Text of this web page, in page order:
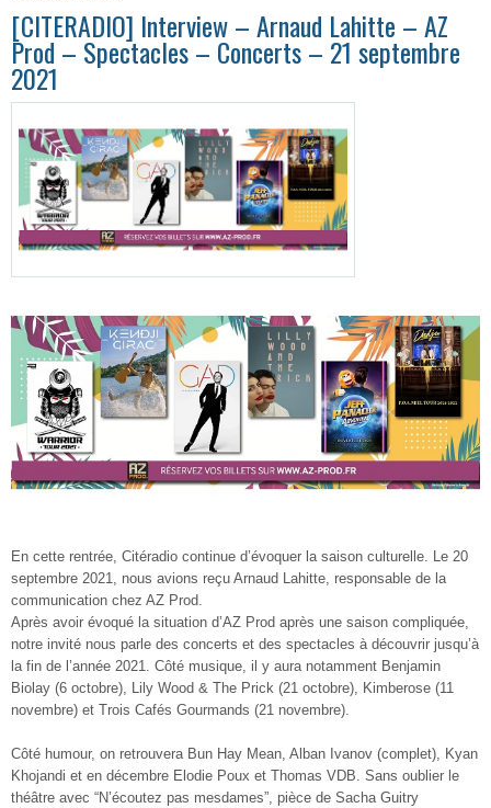
[CITERADIO] Interview – Arnaud Lahitte – AZ
Prod – Spectacles – Concerts – 21 septembre
2021
En cette rentrée, Citéradio continue d’évoquer la saison culturelle. Le 20
septembre 2021, nous avions reçu Arnaud Lahitte, responsable de la
communication chez AZ Prod.
Après avoir évoqué la situation d’AZ Prod après une saison compliquée,
notre invité nous parle des concerts et des spectacles à découvrir jusqu’à
la fin de l’année 2021. Côté musique, il y aura notamment Benjamin
Biolay (6 octobre), Lily Wood & The Prick (21 octobre), Kimberose (11
novembre) et Trois Cafés Gourmands (21 novembre).
Côté humour, on retrouvera Bun Hay Mean, Alban Ivanov (complet), Kyan
Khojandi et en décembre Elodie Poux et Thomas VDB. Sans oublier le
théâtre avec “N’écoutez pas mesdames”, pièce de Sacha Guitry